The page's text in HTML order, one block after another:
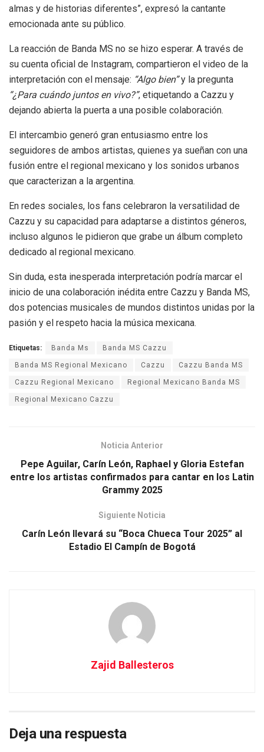
almas y de historias diferentes”, expresó la cantante
emocionada ante su público.
La reacción de Banda MS no se hizo esperar. A través de
su cuenta oficial de Instagram, compartieron el video de la
interpretación con el mensaje: “Algo bien”y la pregunta
“¿Para cuándo juntos en vivo?”, etiquetando a Cazzu y
dejando abierta la puerta a una posible colaboración.
El intercambio generó gran entusiasmo entre los
seguidores de ambos artistas, quienes ya sueñan con una
fusión entre el regional mexicano y los sonidos urbanos
que caracterizan a la argentina.
En redes sociales, los fans celebraron la versatilidad de
Cazzu y su capacidad para adaptarse a distintos géneros,
incluso algunos le pidieron que grabe un álbum completo
dedicado al regional mexicano.
Sin duda, esta inesperada interpretación podría marcar el
inicio de una colaboración inédita entre Cazzu y Banda MS,
dos potencias musicales de mundos distintos unidas por la
pasión y el respeto hacia la música mexicana.
Etiquetas: Banda Ms Banda MS Cazzu
Banda MS Regional Mexicano Cazzu Cazzu Banda MS
Cazzu Regional Mexicano Regional Mexicano Banda MS
Regional Mexicano Cazzu
Noticia Anterior
Pepe Aguilar, Carín León, Raphael y Gloria Estefan
entre los artistas confirmados para cantar en los Latin
Grammy 2025
Siguiente Noticia
Carín León llevará su “Boca Chueca Tour 2025” al
Estadio El Campín de Bogotá
Zajid Ballesteros
Deja una respuesta